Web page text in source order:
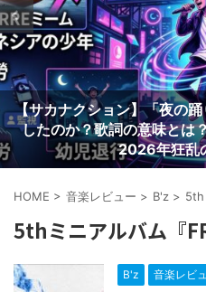
【サカナクション】「夜の
したのか？歌詞の意味とは
2026年狂乱
HOME > 音楽レビュー > B'z > 5th
5thミニアルバム『
B'z 音楽レビ